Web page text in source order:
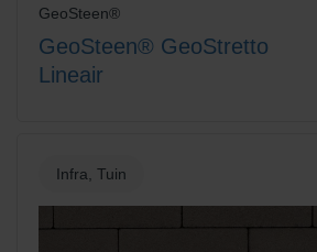
Rood-Zwart
GeoSteen®
GeoSteen® GeoStretto
Lineair
Infra, Tuin